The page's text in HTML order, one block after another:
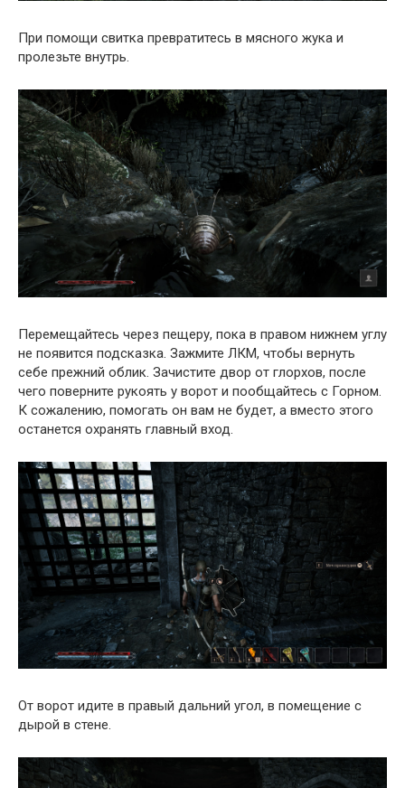
При помощи свитка превратитесь в мясного жука и
пролезьте внутрь.
Перемещайтесь через пещеру, пока в правом нижнем углу
не появится подсказка. Зажмите ЛКМ, чтобы вернуть
себе прежний облик. Зачистите двор от глорхов, после
чего поверните рукоять у ворот и пообщайтесь с Горном.
К сожалению, помогать он вам не будет, а вместо этого
останется охранять главный вход.
От ворот идите в правый дальний угол, в помещение с
дырой в стене.